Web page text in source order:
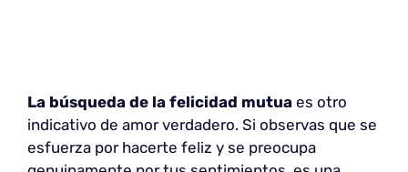
La búsqueda de la felicidad mutua es otro
indicativo de amor verdadero. Si observas que se
esfuerza por hacerte feliz y se preocupa